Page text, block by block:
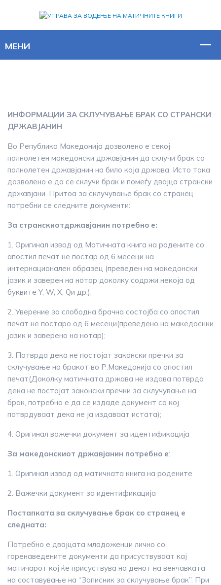
ИНФОРМАЦИИ ЗА СКЛУЧУВАЊЕ БРАК СО СТРАНСКИ
ДРЖАВЈАНИН
Во Република Македонија дозволено е секој
полнолетен македонски државјанин да склучи брак со
полнолетен државјанин на било која држава. Исто така
дозволено е да се склучи брак и помеѓу двајца странски
државјани. Притоа за склучување брак со странец
потребни се следните документи:
За странскиотдржавјанин потребнo е:
1. Оригинал извод од Матичната книга на родените со
апостил печат не постар од 6 месеци на
интернационален образец (преведен на македонски
јазик и заверен на нотар доколку содржи некоја од
буквите Y, W, X, Qи др.);
2. Уверение за слободна брачна состојба со апостил
печат не постаро од 6 месеци(преведено на македоснки
јазик и заверено на нотар);
3. Потврда дека не постојат законски пречки за
склучување на бракот во Р.Македонија со апостил
печат(Доколку матичната држава не издава потврда
дека не постојат законски пречки за склучување на
брак, потребно е да се издаде документ со кој
потврдуваат дека не ја издаваат истата);
4. Оригинал важечки документ за идентификација
За македонскиот државјанин потребнo е:
1. Оригинал извод од матичната книга на родените
2. Важечки документ за идентификација
Постапката за склучување брак со странец е
следната:
Потребно е двајцата младоженци лично со
горенаведените документи да присуствуваат кај
матичарот кој ќе присуствува на денот на венчавката
на составување на “Записник за склучување брак”. При